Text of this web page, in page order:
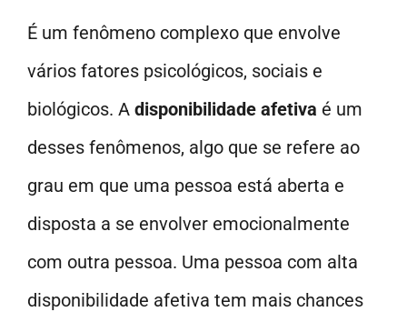
É um fenômeno complexo que envolve
vários fatores psicológicos, sociais e
biológicos. A disponibilidade afetiva é um
desses fenômenos, algo que se refere ao
grau em que uma pessoa está aberta e
disposta a se envolver emocionalmente
com outra pessoa. Uma pessoa com alta
disponibilidade afetiva tem mais chances